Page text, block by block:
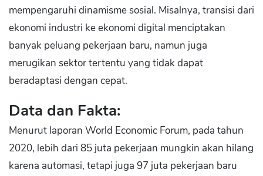
mempengaruhi dinamisme sosial. Misalnya, transisi dari
ekonomi industri ke ekonomi digital menciptakan
banyak peluang pekerjaan baru, namun juga
merugikan sektor tertentu yang tidak dapat
beradaptasi dengan cepat.
Data dan Fakta:
Menurut laporan World Economic Forum, pada tahun
2020, lebih dari 85 juta pekerjaan mungkin akan hilang
karena automasi, tetapi juga 97 juta pekerjaan baru